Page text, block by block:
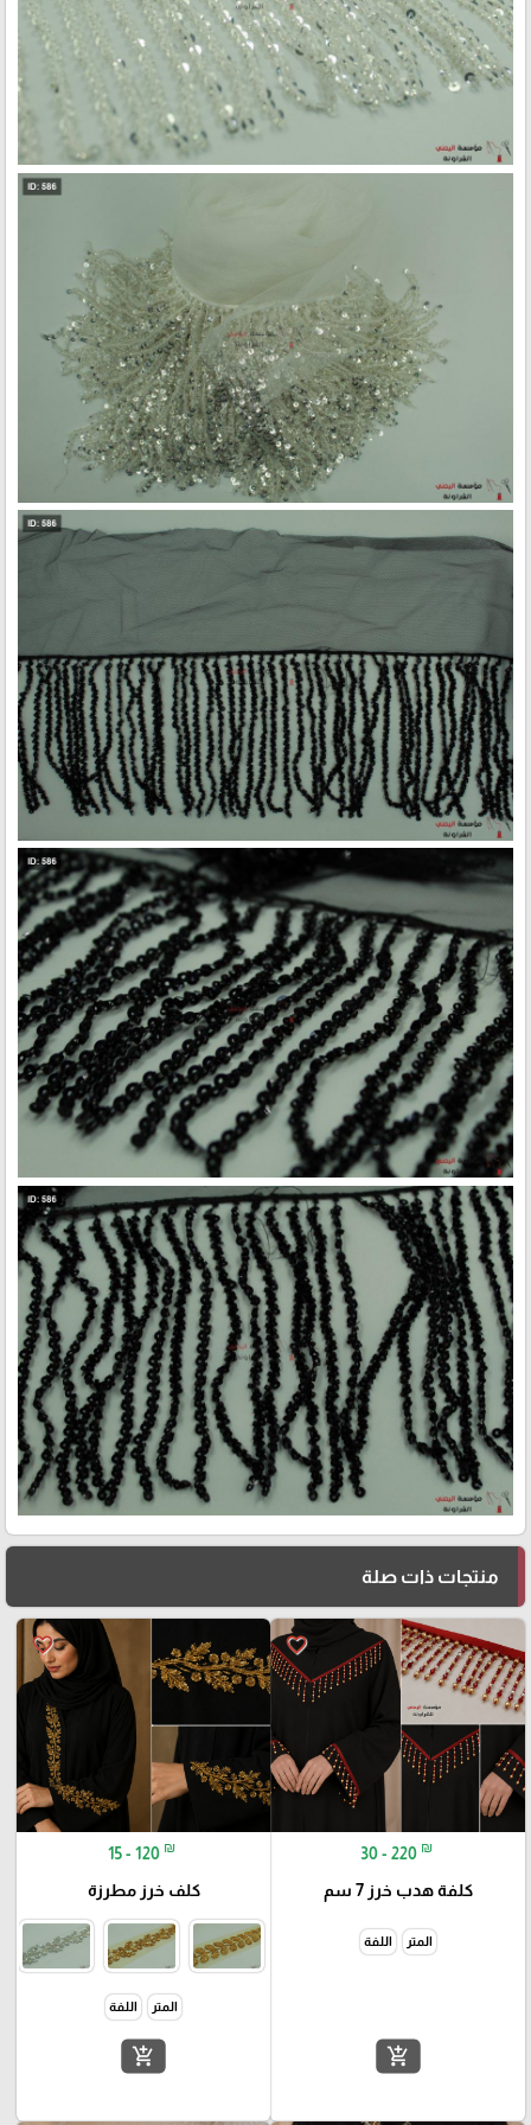
منتجات ذات صلة
favorite_border
30 - 220 ₪
كلفة هدب خرز 7 سم
المتر اللفة
add_shopping_cart
favorite_border
15 - 120 ₪
كلف خرز مطرزة
المتر اللفة
add_shopping_cart